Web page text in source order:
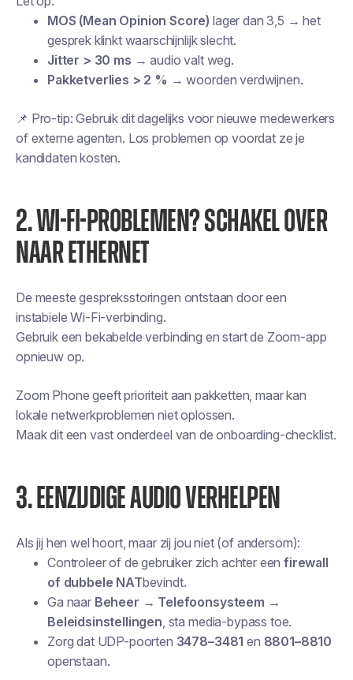
MOS (Mean Opinion Score) lager dan 3,5 → het
gesprek klinkt waarschijnlijk slecht.
Jitter > 30 ms → audio valt weg.
Pakketverlies > 2 % → woorden verdwijnen.
📌 Pro-tip: Gebruik dit dagelijks voor nieuwe medewerkers
of externe agenten. Los problemen op voordat ze je
kandidaten kosten.
2. WI-FI-PROBLEMEN? SCHAKEL OVER
NAAR ETHERNET
De meeste gespreksstoringen ontstaan door een
instabiele Wi-Fi-verbinding.
Gebruik een bekabelde verbinding en start de Zoom-app
opnieuw op.
Zoom Phone geeft prioriteit aan pakketten, maar kan
lokale netwerkproblemen niet oplossen.
Maak dit een vast onderdeel van de onboarding-checklist.
3. EENZIJDIGE AUDIO VERHELPEN
Als jij hen wel hoort, maar zij jou niet (of andersom):
Controleer of de gebruiker zich achter eenfirewall
of dubbele NATbevindt.
Ga naar Beheer → Telefoonsysteem →
Beleidsinstellingen, sta media-bypass toe.
Zorg dat UDP-poorten 3478–3481 en 8801–8810
openstaan.